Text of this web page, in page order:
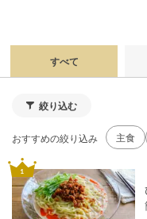
すべて
絞り込む
おすすめの絞り込み 主食